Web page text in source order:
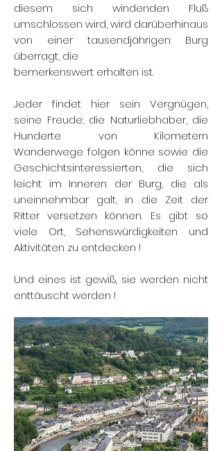
diesem sich windenden Fluß
umschlossen wird, wird darüberhinaus
von einer tausendjährigen Burg
überragt, die
bemerkenswert erhalten ist.
Jeder findet hier sein Vergnügen,
seine Freude; die Naturliebhaber, die
Hunderte von Kilometern
Wanderwege folgen könne sowie die
Geschichtsinteressierten, die sich
leicht im Inneren der Burg, die als
uneinnehmbar galt, in die Zeit der
Ritter versetzen können. Es gibt so
viele Ort, Sehenswürdigkeiten und
Aktivitäten zu entdecken !
Und eines ist gewiß, sie werden nicht
enttäuscht werden !